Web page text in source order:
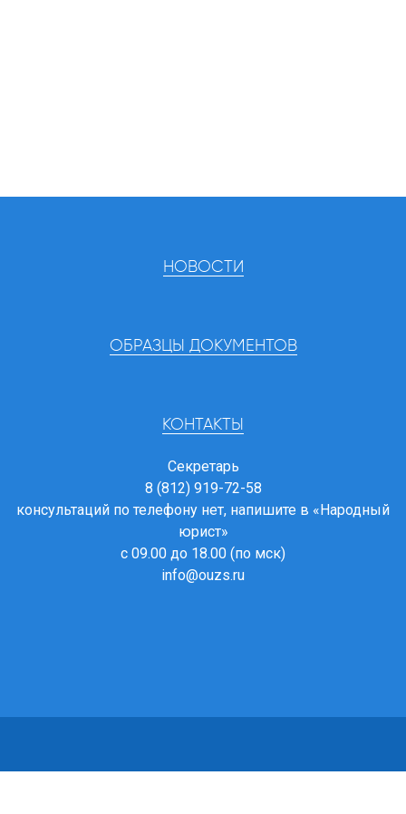
НОВОСТИ
ОБРАЗЦЫ ДОКУМЕНТОВ
КОНТАКТЫ
Секретарь
8 (812) 919-72-58
консультаций по телефону нет, напишите в «Народный
юрист»
с 09.00 до 18.00 (по мск)
info@ouzs.ru